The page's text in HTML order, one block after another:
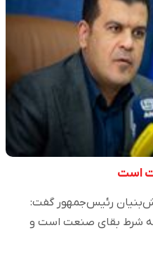
است
رئیس‌جمهور گفت:
شرط بقای صنعت است و